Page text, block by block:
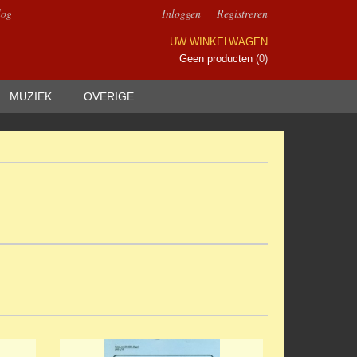
Inloggen Registreren
UW WINKELWAGEN
Geen producten (0)
MUZIEK OVERIGE